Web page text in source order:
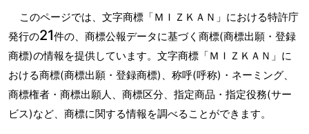
このページでは、文字商標「ＭＩＺＫＡＮ」における特許庁
発行の21件の、商標公報データに基づく商標(商標出願・登録
商標)の情報を提供しています。文字商標「ＭＩＺＫＡＮ」に
おける商標(商標出願・登録商標)、称呼(呼称)・ネーミング、
商標権者・商標出願人、商標区分、指定商品・指定役務(サー
ビス)など、商標に関する情報を調べることができます。